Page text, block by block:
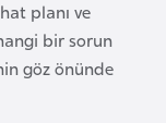
planı ve
bir sorun
göz önünde